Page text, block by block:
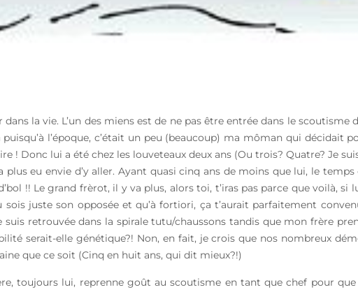
la vie. L’un des miens est de ne pas être entrée dans le scoutisme
l’époque, c’était un peu (beaucoup) ma môman qui
! Donc lui a été chez les louveteaux deux ans (Ou trois? Quatre? Je
eu envie d’y aller. Ayant quasi cinq ans de moins que lui, le temps
!! Le grand frèrot, il y va plus, alors toi, t’iras pas parce que voilà, si
juste son opposée et qu’à fortiori, ça t’aurait parfaitement
suis retrouvée dans la spirale tutu/chaussons tandis que mon frère
serait-elle génétique?! Non, en fait, je crois que nos nombreux
que ce soit (Cinq en huit ans, qui dit mieux?!)
toujours lui, reprenne goût au scoutisme en tant que chef pour